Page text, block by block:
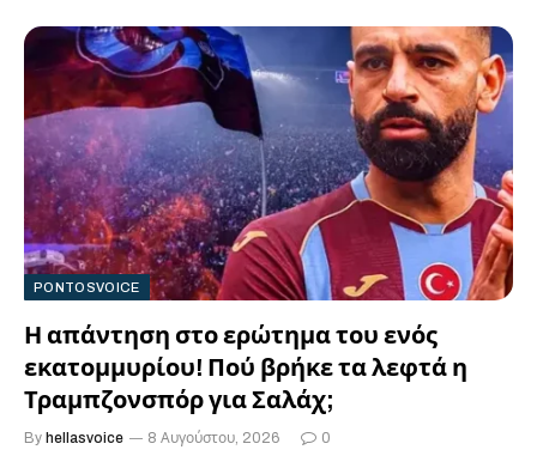
PONTOSVOICE
Η απάντηση στο ερώτημα του ενός
εκατομμυρίου! Πού βρήκε τα λεφτά η
Τραμπζονσπόρ για Σαλάχ;
By hellasvoice 8 Αυγούστου, 2026 0